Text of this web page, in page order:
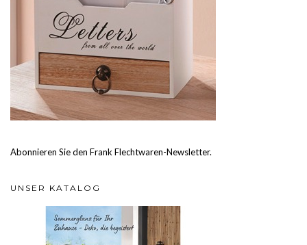
Abonnieren Sie den Frank Flechtwaren-Newsletter.
UNSER KATALOG